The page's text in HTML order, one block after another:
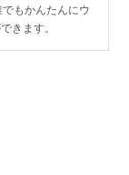
もかんたんにウ
きます。